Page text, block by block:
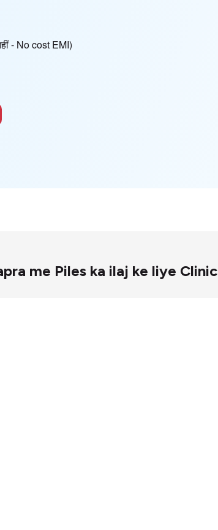
- No cost EMI)
me Piles ka ilaj ke liye Clinic